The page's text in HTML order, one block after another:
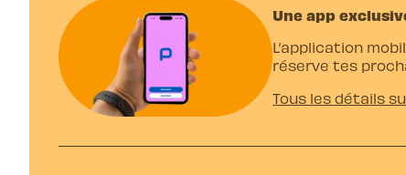
Une app
L’application
réserve tes
Tous les détails